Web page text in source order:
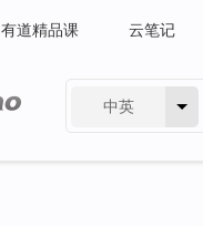
有道精品课 云笔记
中英